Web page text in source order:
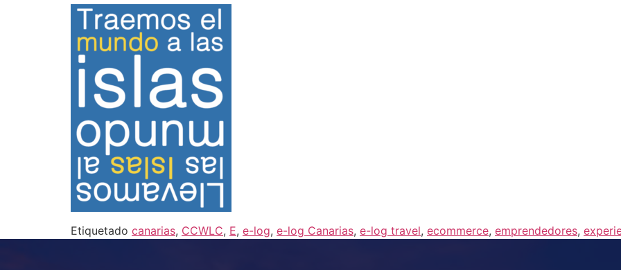
Etiquetado canarias, CCWLC, E, e-log, e-log Canarias, e-log travel, ecommerce, emprendedores,